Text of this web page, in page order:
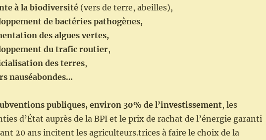
à la biodiversité(vers de terre, abeilles),
de bactéries pathogènes,
des algues vertes,
du trafic routier,
des terres,
nauséabondes…
publiques, environ 30% de l’investissement, les
d’État auprès de la BPI et le prix de rachat de l’énergie garanti
20 ans incitent les agriculteurs.trices à faire le choix de la